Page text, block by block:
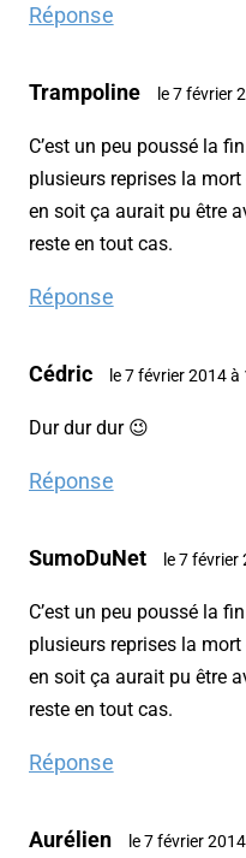
Réponse
Trampoline le 7 février
C’est un peu poussé la
plusieurs reprises la
en soit ça aurait pu être
reste en tout cas.
Réponse
Cédric le 7 février 2014 à
Dur dur dur 😉
Réponse
SumoDuNet le 7 février
C’est un peu poussé la
plusieurs reprises la
en soit ça aurait pu être
reste en tout cas.
Réponse
Aurélien le 7 février